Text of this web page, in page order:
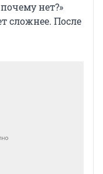
нет?»
сложнее. После